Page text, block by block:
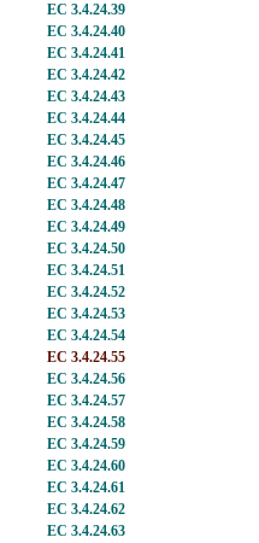
EC 3.4.24.39
EC 3.4.24.40
EC 3.4.24.41
EC 3.4.24.42
EC 3.4.24.43
EC 3.4.24.44
EC 3.4.24.45
EC 3.4.24.46
EC 3.4.24.47
EC 3.4.24.48
EC 3.4.24.49
EC 3.4.24.50
EC 3.4.24.51
EC 3.4.24.52
EC 3.4.24.53
EC 3.4.24.54
EC 3.4.24.55
EC 3.4.24.56
EC 3.4.24.57
EC 3.4.24.58
EC 3.4.24.59
EC 3.4.24.60
EC 3.4.24.61
EC 3.4.24.62
EC 3.4.24.63